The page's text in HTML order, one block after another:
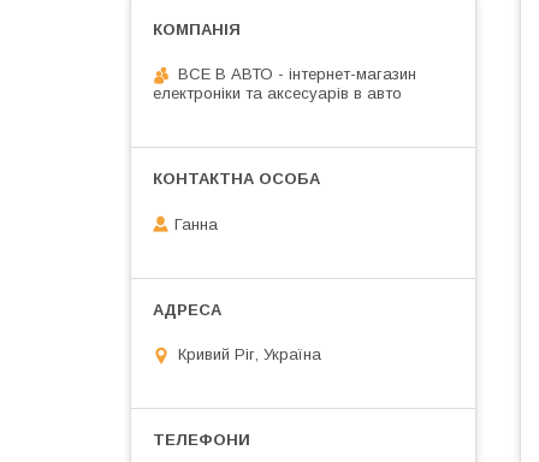
ВСЕ В АВТО - інтернет-магазин
електроніки та аксесуарів в авто
Ганна
Кривий Ріг, Україна